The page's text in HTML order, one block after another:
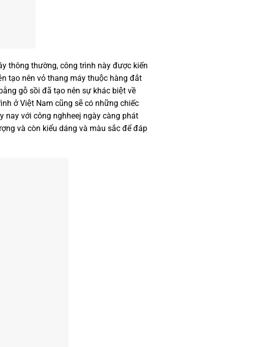
thông thường, công trình này được kiến
tạo nên vỏ thang máy thuộc hàng đắt
gỗ sồi đã tạo nên sự khác biệt về
ở Việt Nam cũng sẽ có những chiếc
nay với công nghheej ngày càng phát
và còn kiểu dáng và màu sắc để đáp